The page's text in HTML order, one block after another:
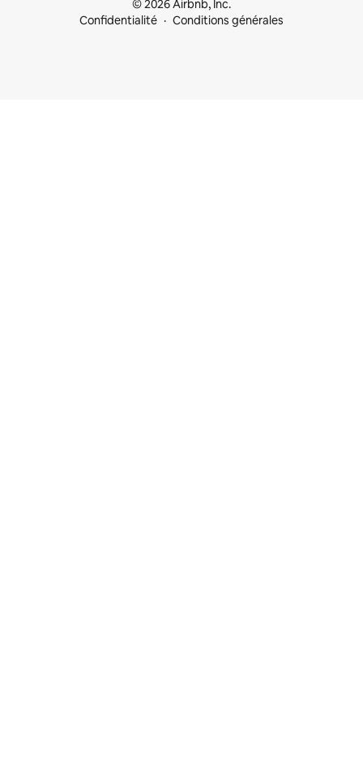
© 2026 Airbnb, Inc.
Confidentialité
Conditions générales